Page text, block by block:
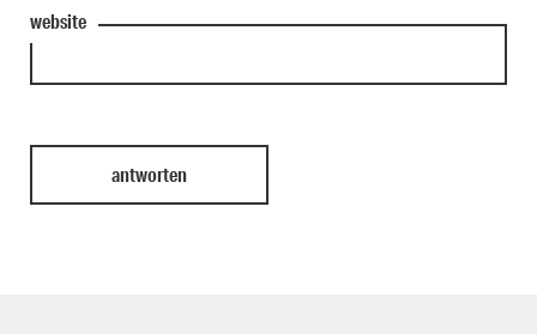
website